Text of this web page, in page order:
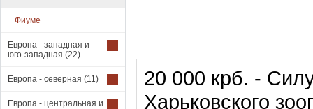
Фиуме
Европа - западная и
юго-западная (22)
Европа - северная (11)
Европа - центральная и
20 000 крб. -
Харьковского